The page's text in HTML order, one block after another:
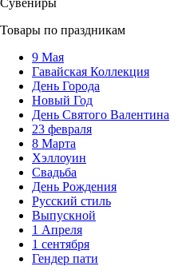
Сувениры
Товары по праздникам
9 Мая
Гавайская Коллекция
День Города
Новый Год
День Святого Валентина
23 февраля
8 Марта
Хэллоуин
Свадьба
День Рождения
Русский стиль
Выпускной
1 Апреля
1 сентября
Гендер пати